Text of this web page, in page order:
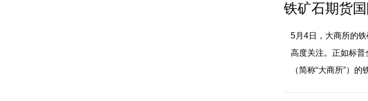
铁矿石期货
5月4日，大商所的
高度关注。正如标普
（简称“大商所”）